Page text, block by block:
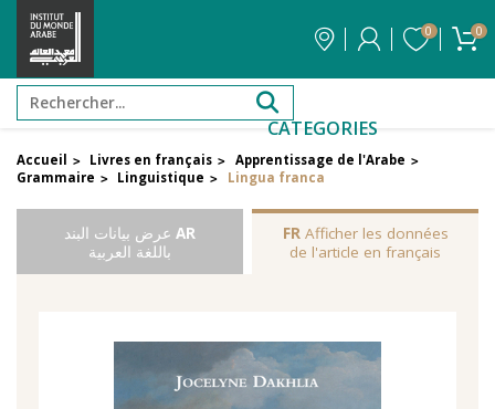
0 0
CATEGORIES
Accueil > Livres en français > Apprentissage de l'Arabe >
Grammaire > Linguistique > Lingua franca
AR عرض بيانات البند
باللغة العربية
FRAfficher les données
de l'article en français